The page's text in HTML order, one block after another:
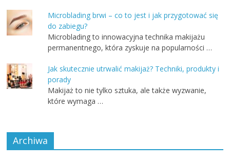
Microblading brwi – co to jest i jak przygotować się
do zabiegu?
Microblading to innowacyjna technika makijażu
permanentnego, która zyskuje na popularności …
Jak skutecznie utrwalić makijaż? Techniki, produkty i
porady
Makijaż to nie tylko sztuka, ale także wyzwanie,
które wymaga …
Archiwa